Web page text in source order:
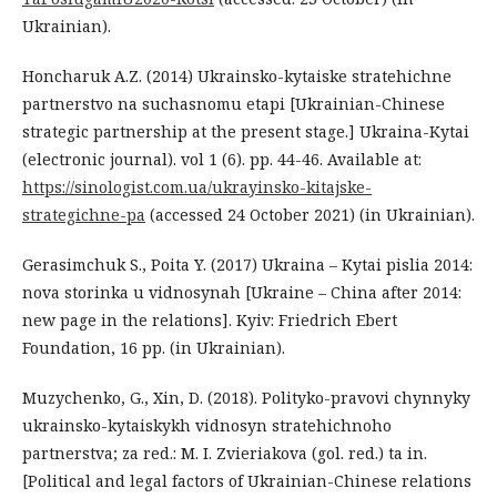
Ukrainian).
Honcharuk A.Z. (2014) Ukrainsko-kytaiske stratehichne
partnerstvo na suchasnomu etapi [Ukrainian-Chinese
strategic partnership at the present stage.] Ukraina-Kytai
(electronic journal). vol 1 (6). pp. 44-46. Available at:
https://sinologist.com.ua/ukrayinsko-kitajske-
strategichne-pa (accessed 24 October 2021) (in Ukrainian).
Gerasimchuk S., Poita Y. (2017) Ukraina – Kytai pislia 2014:
nova storinka u vidnosynah [Ukraine – China after 2014:
new page in the relations]. Kyiv: Friedrich Ebert
Foundation, 16 pp. (in Ukrainian).
Muzychenko, G., Xin, D. (2018). Polityko-pravovi chynnyky
ukrainsko-kytaiskykh vidnosyn stratehichnoho
partnerstva; za red.: М. I. Zvieriakova (gol. red.) ta in.
[Political and legal factors of Ukrainian-Chinese relations